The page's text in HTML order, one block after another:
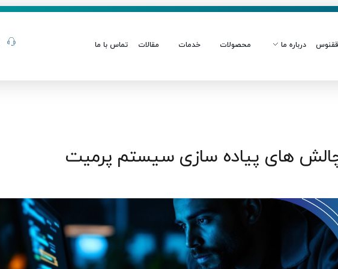
ققنوس درباره ما محصولات خدمات مقالات تماس با ما
های پیاده سازی سیستم پرمیت